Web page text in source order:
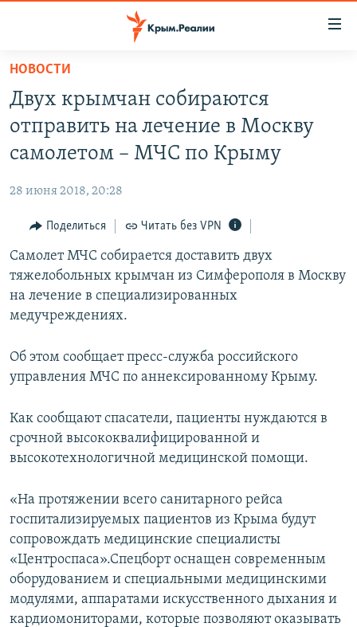
Вернуться
основному
содержанию
Вернутся
главной
Вернутся
поиску
СПЕЦПРОЕКТЫ
11 ЛЕТ ОККУПАЦИИ КРЫМА. 11 ИСТОРИЙ СОПРОТИВЛЕНИЯ
ВОДА
ЕЩЕ
ИНТЕРАКТИВ
ИНФОГРАФИКА
ТЕЛЕПРОЕКТ КРЫМ.РЕАЛИИ
СОВЕТЫ ПРАВОЗАЩИТНИКОВ
ПОБЕДИТЕЛЕЙ НЕ СУДЯТ?
УКРАИНСКАЯ ПРОБЛЕМА КРЫМА
РАДІО СВОБОДА
КАК ОБОЙТИ БЛОКИРОВКУ
Українською
Qırımtatar
ПРИСОЕДИНЯЙТЕСЬ!
НОВОСТИ
Двух крымчан собираются
отправить на лечение в Москву
самолетом – МЧС по Крыму
28 июня 2018, 20:28
Поделиться Читать без VPN
Самолет МЧС собирается доставить двух
тяжелобольных крымчан из Симферополя в Москву
на лечение в специализированных
медучреждениях.
Об этом сообщает пресс-служба российского
управления МЧС по аннексированному Крыму.
Как сообщают спасатели, пациенты нуждаются в
срочной высококвалифицированной и
высокотехнологичной медицинской помощи.
«На протяжении всего санитарного рейса
госпитализируемых пациентов из Крыма будут
сопровождать медицинские специалисты
«Центроспаса».Спецборт оснащен современным
оборудованием и специальными медицинскими
модулями, аппаратами искусственного дыхания и
кардиомониторами, которые позволяют оказывать